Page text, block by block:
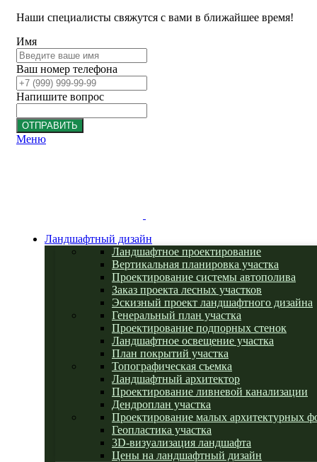
Наши специалисты свяжутся с вами в ближайшее время!
Имя
Ваш номер телефона
Напишите вопрос
ОТПРАВИТЬ
Меню
Ландшафтный дизайн
Ландшафтное проектирование
Вертикальная планировка участка
Проектирование системы автополива
Заказ проекта лесных участков
Эскизный проект ландшафтного дизайна
Генеральный план участка
Проектирование подпорных стенок
Ландшафтное освещение участка
План покрытий участка
Топографическая съемка
Ландшафтный архитектор
Проектирование ливневой канализации
Дендроплан участка
Проектирование малых архитектурных
Геопластика участка
3D-визуализация ландшафта
Цены на ландшафтный дизайн